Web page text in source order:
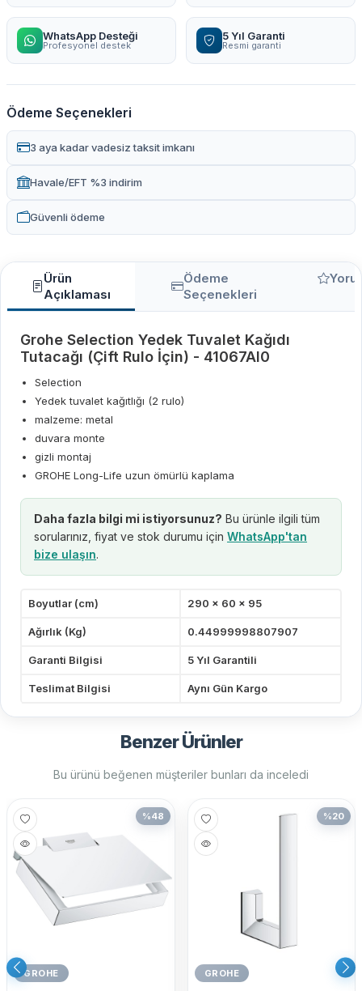
WhatsApp Desteği
Profesyonel destek
5 Yıl Garanti
Resmi garanti
Ödeme Seçenekleri
3 aya kadar vadesiz taksit imkanı
Havale/EFT %3 indirim
Güvenli ödeme
Ürün
Açıklaması
Ödeme
Seçenekleri
Grohe Selection Yedek Tuvalet Kağıdı
Tutacağı (Çift Rulo İçin) - 41067Al0
Selection
Yedek tuvalet kağıtlığı (2 rulo)
malzeme: metal
duvara monte
gizli montaj
GROHE Long-Life uzun ömürlü kaplama
Daha fazla bilgi mi istiyorsunuz? Bu ürünle ilgili tüm
sorularınız, fiyat ve stok durumu için WhatsApp'tan
bize ulaşın.
Boyutlar (cm) 290 x 60 x 95
Ağırlık (Kg) 0.44999998807907
Garanti Bilgisi 5 Yıl Garantili
Teslimat Bilgisi Aynı Gün Kargo
Benzer Ürünler
Bu ürünü beğenen müşteriler bunları da inceledi
%48
GROHE
%20
GROHE